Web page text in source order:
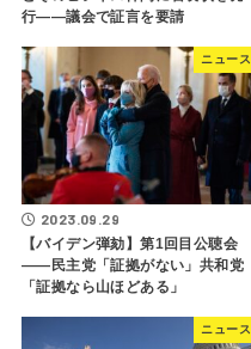
行――議会で証言を要請
ニュース
2023.09.29
【バイデン弾劾】第1回目公聴会
――民主党「証拠がない」共和党
「証拠なら山ほどある」
ニュース